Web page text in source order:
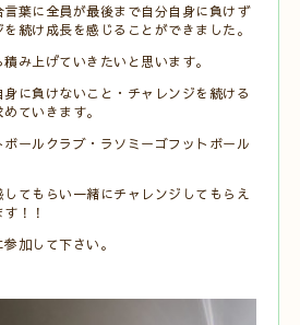
言葉に全員が最後まで自分自身に負けず
続け成長を感じることができました。
み上げていきたいと思います。
に負けないこと・チャレンジを続ける
ていきます。
ールクラブ・ラソミーゴフットボール
てもらい一緒にチャレンジしてもらえ
！！
加して下さい。